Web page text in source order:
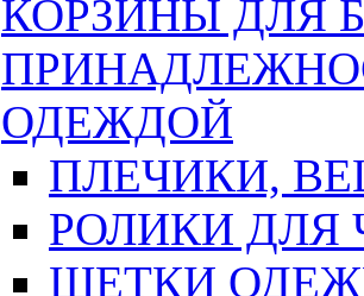
КОРЗИНЫ ДЛЯ
ОДЕЖДОЙ
ПЛЕЧИКИ,
РОЛИКИ ДЛЯ
ЩЕТКИ